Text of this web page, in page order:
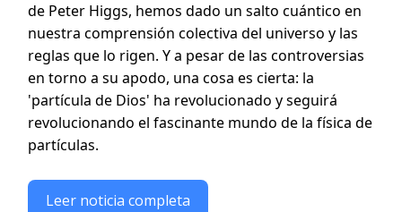
de Peter Higgs, hemos dado un salto cuántico en
nuestra comprensión colectiva del universo y las
reglas que lo rigen. Y a pesar de las controversias
en torno a su apodo, una cosa es cierta: la
'partícula de Dios' ha revolucionado y seguirá
revolucionando el fascinante mundo de la física de
partículas.
Leer noticia completa